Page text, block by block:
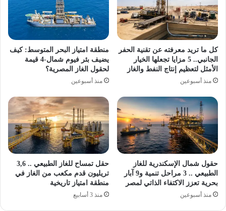
كل ما تريد معرفته عن تقنية الحفر
الجانبي.. 5 مزايا تجعلها الخيار
الأمثل لتعظيم إنتاج النفط والغاز
منذ أسبوعين
منطقة امتياز البحر المتوسط: كيف
يضيف بئر فيوم شمال-4 قيمة
لحقول الغاز المصرية؟
منذ أسبوعين
حقول شمال الإسكندرية للغاز
الطبيعي .. 3 مراحل تنمية و9 آبار
بحرية تعزز الاكتفاء الذاتي لمصر
منذ أسبوعين
حقل تمساح للغاز الطبيعي .. 3,6
تريليون قدم مكعب من الغاز في
منطقة امتياز تاريخية
منذ 3 أسابيع